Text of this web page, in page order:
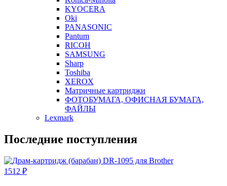
KYOCERA
Oki
PANASONIC
Pantum
RICOH
SAMSUNG
Sharp
Toshiba
XEROX
Матричные картриджи
ФОТОБУМАГА, ОФИСНАЯ БУМАГА,
ФАЙЛЫ
Lexmark
Последние поступления
1512 ₽